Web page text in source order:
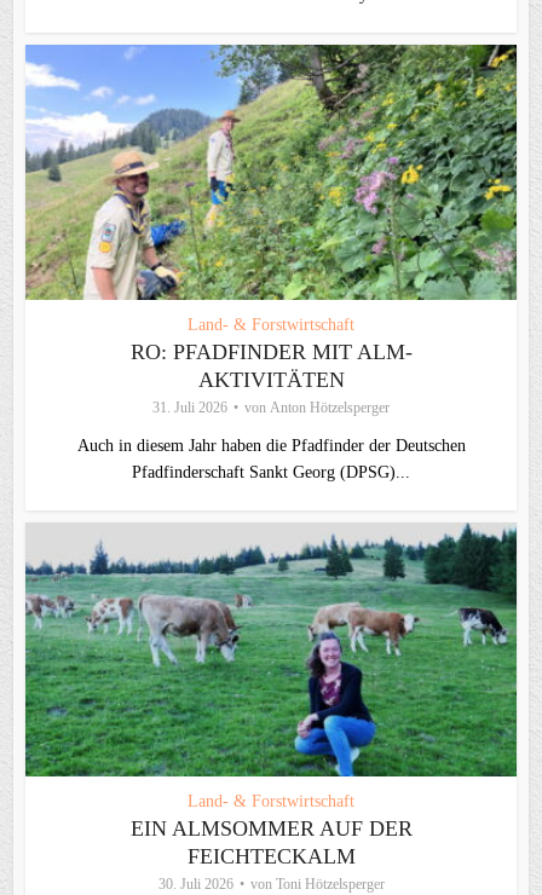
Land- & Forstwirtschaft
RO: PFADFINDER MIT ALM-
AKTIVITÄTEN
31. Juli 2026 von Anton Hötzelsperger
Auch in diesem Jahr haben die Pfadfinder der Deutschen
Pfadfinderschaft Sankt Georg (DPSG)...
Land- & Forstwirtschaft
EIN ALMSOMMER AUF DER
FEICHTECKALM
30. Juli 2026 von Toni Hötzelsperger